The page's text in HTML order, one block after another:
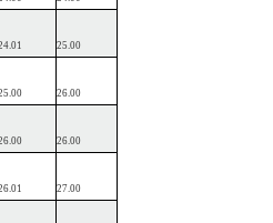
25.00
26.00
26.00
27.00